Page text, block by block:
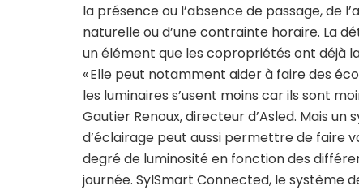
la présence ou l’absence de passage, de
naturelle ou d’une contrainte horaire. La
un élément que les copropriétés ont déjà
« Elle peut notamment aider à faire des
les luminaires s’usent moins car ils sont
Gautier Renoux, directeur d’Asled. Mais un
d’éclairage peut aussi permettre de faire
degré de luminosité en fonction des
journée. SylSmart Connected, le système